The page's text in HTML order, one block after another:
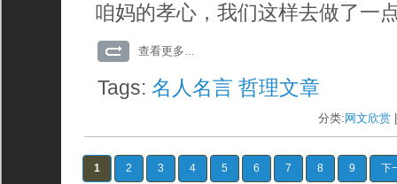
咱妈的孝心，我们这样去做了一
查看更多...
Tags:名人名言 哲理文章
分类: 网文欣赏
1 2 3 4 5 6 7 8 9 下